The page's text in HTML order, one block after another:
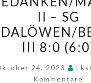
(4:0)
SG
–
II – SG
III 8:0
24, 2023
Kommentare